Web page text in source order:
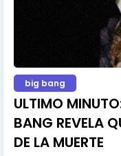
big bang
ULTIMO
BANG REVELA
DE LA MUERTE